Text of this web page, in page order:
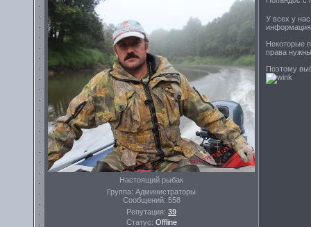
Настоящий рыбак
Группа: Администраторы
Сообщений: 558
Репутация: 39
Статус: Offline
У всех у
информация
Некоторые
права
Поэтому